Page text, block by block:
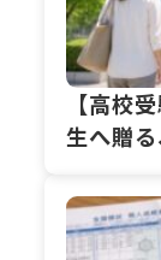
【高校
生へ贈